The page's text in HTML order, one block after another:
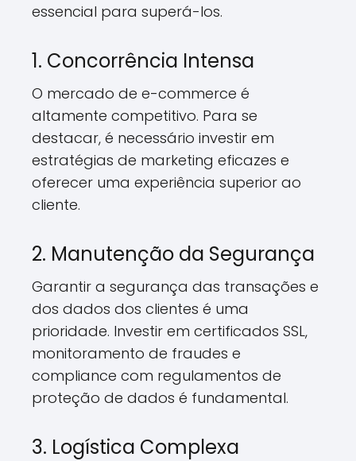
essencial para superá-los.
1. Concorrência Intensa
O mercado de e-commerce é
altamente competitivo. Para se
destacar, é necessário investir em
estratégias de marketing eficazes e
oferecer uma experiência superior ao
cliente.
2. Manutenção da Segurança
Garantir a segurança das transações e
dos dados dos clientes é uma
prioridade. Investir em certificados SSL,
monitoramento de fraudes e
compliance com regulamentos de
proteção de dados é fundamental.
3. Logística Complexa